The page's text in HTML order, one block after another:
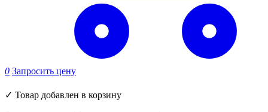
0 Запросить цену
✓ Товар добавлен в корзину